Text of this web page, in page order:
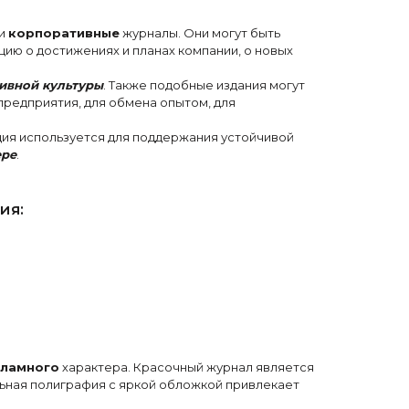
корпоративныежурналы. Они могут быть
о достижениях и планах компании, о новых
культуры. Также подобные издания могут
для обмена опытом, для
используется для поддержания устойчивой
.
характера. Красочный журнал является
полиграфия с яркой обложкой привлекает